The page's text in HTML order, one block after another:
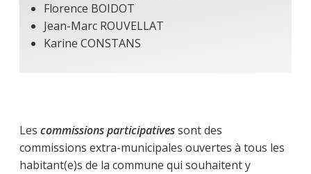
Florence BOIDOT
Jean-Marc ROUVELLAT
Karine CONSTANS
Les commissions participativessont des
commissions extra-municipales ouvertes à tous les
habitant(e)s de la commune qui souhaitent y